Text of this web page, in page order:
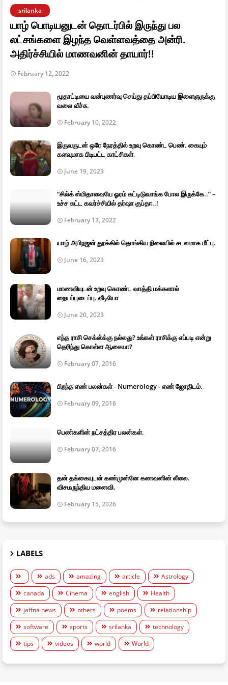
srilanka
யாழ் பொடியனுடன் தொடர்பில் இருந்து பல
லட்சங்களை இழந்த வெள்ளவத்தை அன்ரி.
அதிர்ச்சியில் மாணவனின் தாயார்!!
February 12, 2022
மூதாட்டியை வன்புணர்வு செய்து தப்பியோடிய இளைஞருக்கு
வலை வீச்சு.
February 10, 2022
இருவருடன் ஒரே நேரத்தில் உறவு கொண்ட பெண். கையும்
களவுமாக பிடிபட்ட காட்சிகள்.
June 19, 2023
“சில்க் ஸ்மிதாவையே ஓரம் கட்டிடுவாங்க போல இருக்கே..” –
உச்ச கட்ட கவர்ச்சியில் தர்ஷா குப்தா..!
February 13, 2022
யாழ் அபிநஜன் தூக்கில் தொங்கிய நிலையில் சடலமாக மீட்பு.
June 16, 2023
மாணவியுடன் உறவு கொண்ட வாத்தி மக்களால்
நையப்புடைப்பு. வீடியோ
June 20, 2023
எந்த ராசி செக்ஸ்க்கு நல்லது? உங்கள் ராசிக்கு எப்படி என்று
தெரிந்து கொள்ள ஆசையா?
February 07, 2016
பிறந்த எண் பலன்கள் - Numerology - எண் ஜோதிடம்.
February 09, 2016
பெண்களின் நட்சத்திர பலன்கள்.
February 07, 2016
தன் தங்கையுடன் கண்முன்னே கணவனின் லீலை.
விசமருந்திய மனைவி.
February 15, 2026
LABELS
ads amazing article
Astrology
canada
Cinema english
Health
jaffna news
others poems
relationship
software
sports srilanka
technology
tips
videos world World